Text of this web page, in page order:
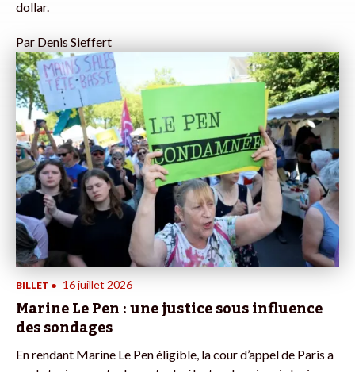
dollar.
Par Denis Sieffert
BILLET • 16 juillet 2026
Marine Le Pen : une justice sous influence
des sondages
En rendant Marine Le Pen éligible, la cour d’appel de Paris a